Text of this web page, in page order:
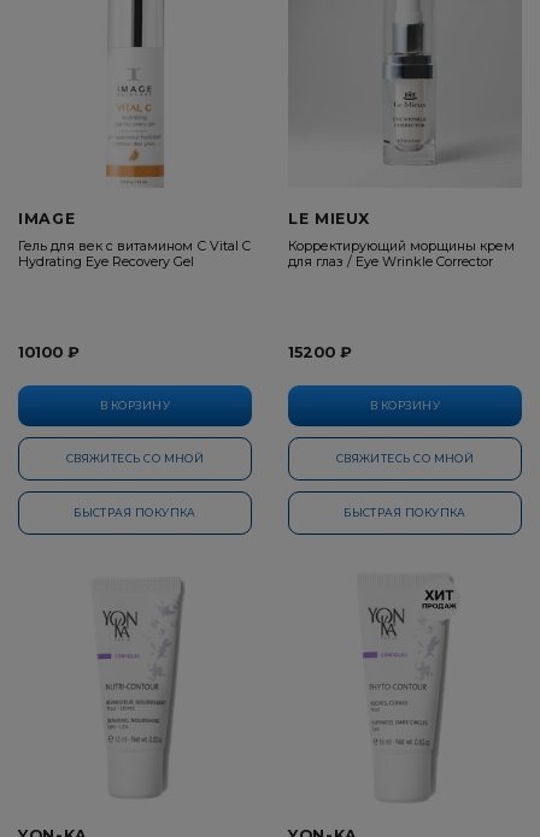
В КОРЗИНУ
СВЯЖИТЕСЬ СО МНОЙ
БЫСТРАЯ ПОКУПКА
IMAGE
Гель для век с витамином С Vital C
Hydrating Eye Recovery Gel
10100 ₽
В КОРЗИНУ
СВЯЖИТЕСЬ СО МНОЙ
БЫСТРАЯ ПОКУПКА
LE MIEUX
Корректирующий морщины крем
для глаз / Eye Wrinkle Corrector
15200 ₽